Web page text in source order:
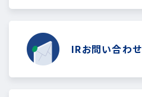
IRお問い合わせ